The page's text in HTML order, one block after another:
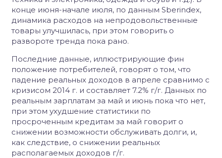
конце июня-начале июля, по данным Sberindex,
динамика расходов на непродовольственные
товары улучшилась, при этом говорить о
развороте тренда пока рано.
Последние данные, иллюстрирующие фин
положение потребителей, говорят о том, что
падение реальных доходов в апреле сравнимо с
кризисом 2014 г. и составляет 7.2% г/г. Данных по
реальным зарплатам за май и июнь пока что нет,
при этом ухудшение статистики по
просроченным кредитам за май говорит о
снижении возможности обслуживать долги, и,
как следствие, о снижении реальных
располагаемых доходов г/г.